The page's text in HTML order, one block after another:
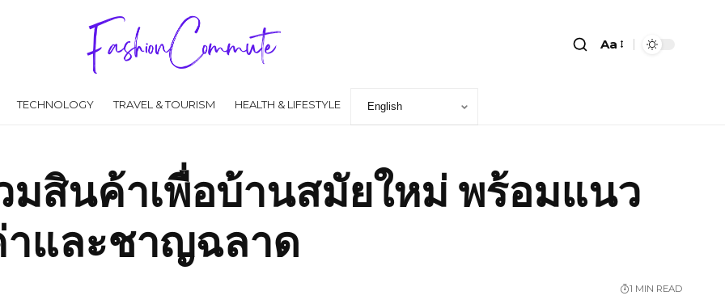
Aa
TECHNOLOGY TRAVEL & TOURISM HEALTH & LIFESTYLE
มสินค้าเพื่อบ้านสมัยใหม่ พร้อมแนว
และชาญฉลาด
1 MIN READ